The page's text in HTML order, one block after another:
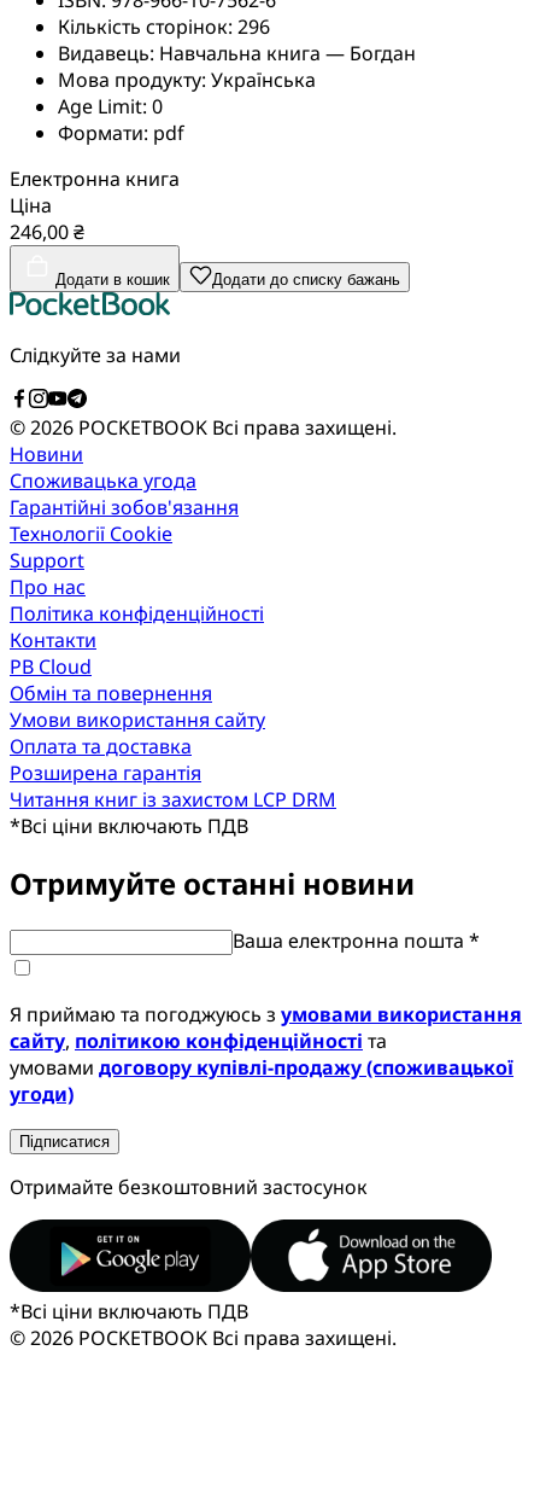
Кількість сторінок: 296
Видавець: Навчальна книга — Богдан
Мова продукту: Українська
Age Limit: 0
Формати: pdf
Електронна книга
Ціна
246,00 ₴
Додати в кошик Додати до списку бажань
Слідкуйте за нами
© 2026 POCKETBOOK Всі права захищені.
Новини
Споживацька угода
Гарантійні зобов'язання
Технології Cookie
Support
Про нас
Політика конфіденційності
Контакти
PB Cloud
Обмін та повернення
Умови використання сайту
Оплата та доставка
Розширена гарантія
Читання книг із захистом LCP DRM
*Всі ціни включають ПДВ
Отримуйте останні новини
Ваша електронна пошта *
Я приймаю та погоджуюсь з умовами використання
сайту, політикою конфіденційності та
умовами договору купівлі-продажу (споживацької
угоди)
Підписатися
Отримайте безкоштовний застосунок
*Всі ціни включають ПДВ
© 2026 POCKETBOOK Всі права захищені.